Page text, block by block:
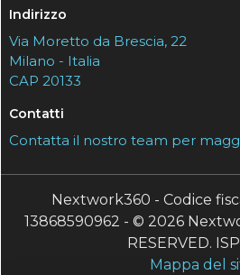
Indirizzo
Via Moretto da Brescia, 22
Milano - Italia
CAP 20133
Contatti
Contatta il nostro team per
Nextwork360 - Codice
13868590962 - © 2026
RESERVED.
Mappa del